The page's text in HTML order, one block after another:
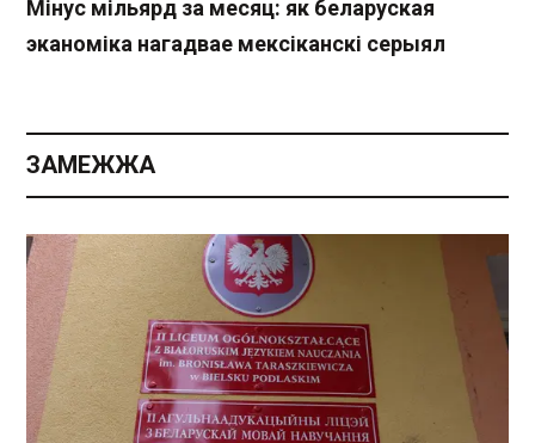
Мінус мільярд за месяц: як беларуская
эканоміка нагадвае мексіканскі серыял
ЗАМЕЖЖА